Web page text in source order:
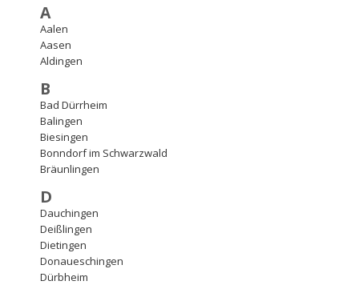
A
Aalen
Aasen
Aldingen
B
Bad Dürrheim
Balingen
Biesingen
Bonndorf im Schwarzwald
Bräunlingen
D
Dauchingen
Deißlingen
Dietingen
Donaueschingen
Dürbheim